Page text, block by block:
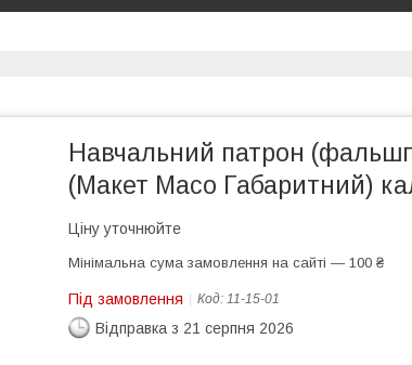
Навчальний патрон
(Макет Масо Габаритний)
Ціну уточнюйте
Мінімальна сума замовлення на сайті — 100 ₴
Під замовлення Код: 11-15-01
Відправка з 21 серпня 2026